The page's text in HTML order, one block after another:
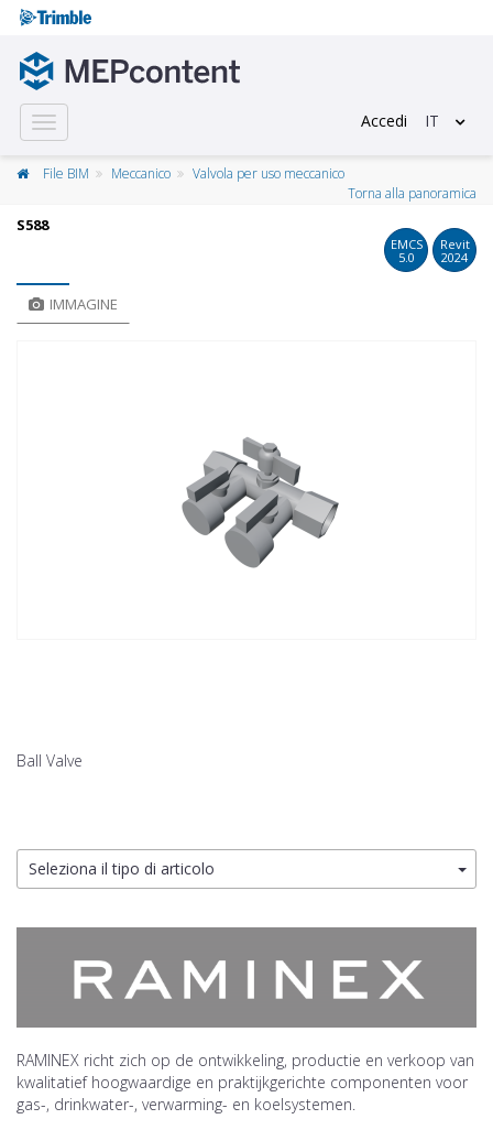
Toggle
navigation
Accedi IT
File BIM Meccanico
Valvola per uso meccanico
Torna alla panoramica
S588
EMCS
5.0
Revit
2024
IMMAGINE
Ball Valve
Seleziona il tipo di articolo
RAMINEX richt zich op de ontwikkeling, productie en verkoop van
kwalitatief hoogwaardige en praktijkgerichte componenten voor
gas-, drinkwater-, verwarming- en koelsystemen.